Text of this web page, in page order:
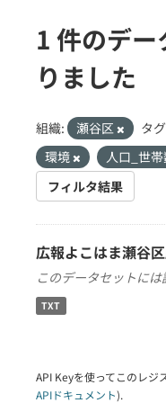
1 件のデ
りました
組織: 瀬谷区 タ
環境
人口_世
フィルタ結果
広報よこはま瀬谷
このデータセットに
TXT
API Keyを使ってこのレジ
APIドキュメント).